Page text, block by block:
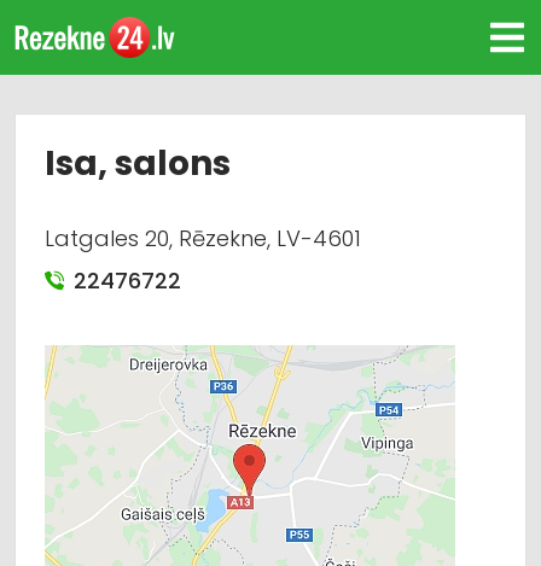
Isa, salons
Latgales 20, Rēzekne, LV-4601
22476722